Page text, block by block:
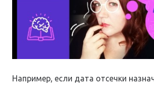
Например, если дата отсечки